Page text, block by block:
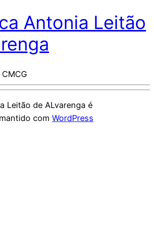
Antonia Leitão
Leitão de ALvarenga é
com WordPress